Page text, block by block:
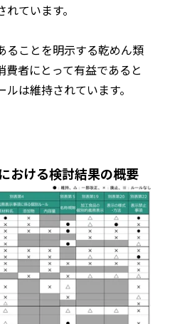
ています。
ことを明示する乾めん類
者にとって有益であると
は維持されています。
おける検討結果の概要